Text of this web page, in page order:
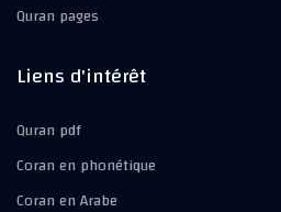
Quran pages
Liens d'intérêt
Quran pdf
Coran en phonétique
Coran en Arabe